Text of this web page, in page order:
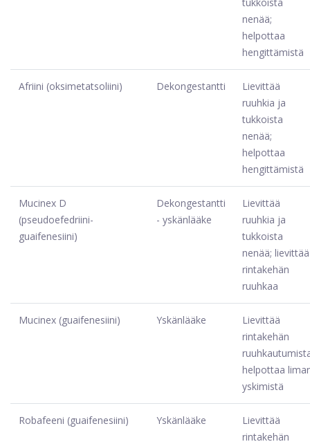
nenää;
helpottaa
hengittämistä
Afriini (oksimetatsoliini) Dekongestantti
Lievittää
ruuhkia ja
tukkoista
nenää;
helpottaa
hengittämistä
Mucinex D
(pseudoefedriini-
guaifenesiini)
Dekongestantti
- yskänlääke
Lievittää
ruuhkia ja
tukkoista
nenää; lievittää
rintakehän
ruuhkaa
Mucinex (guaifenesiini) Yskänlääke
Lievittää
rintakehän
helpottaa
yskimistä
Robafeeni (guaifenesiini) Yskänlääke
Lievittää
rintakehän